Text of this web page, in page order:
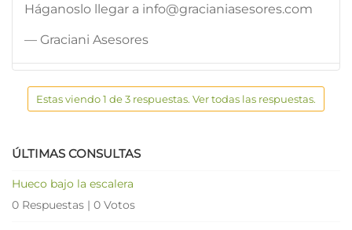
Háganoslo llegar a info@gracianiasesores.com
— Graciani Asesores
Estas viendo 1 de 3 respuestas. Ver todas las respuestas.
ÚLTIMAS CONSULTAS
Hueco bajo la escalera
0 Respuestas | 0 Votos